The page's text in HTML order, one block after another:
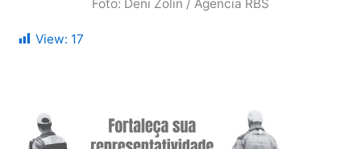
Foto: Deni Zolin / Agencia RBS
View: 17